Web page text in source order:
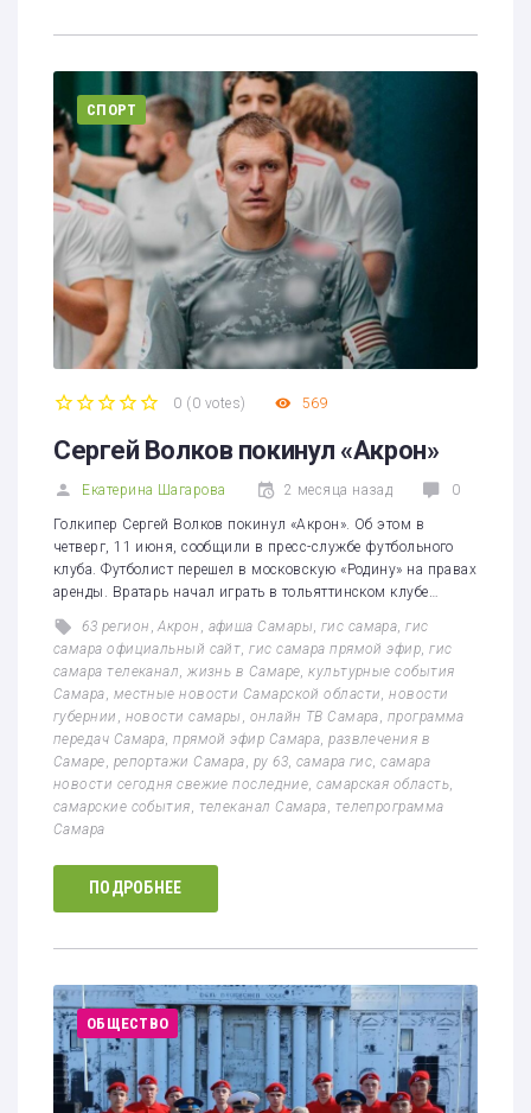
СПОРТ
0 (0 votes) 569
Сергей Волков покинул «Акрон»
Екатерина Шагарова 2 месяца назад 0
Голкипер Сергей Волков покинул «Акрон». Об этом в
четверг, 11 июня, сообщили в пресс-службе футбольного
клуба. Футболист перешел в московскую «Родину» на правах
аренды. Вратарь начал играть в тольяттинском клубе…
63 регион ,Акрон афиша Самары гис самара ,гис
самара официальный сайт ,гис самара прямой эфир ,гис
самара телеканал
жизнь в Самаре ,культурные события
Самара местные новости Самарской области ,новости
губернии
новости самары онлайн ТВ Самара программа
передач Самара ,прямой эфир Самара ,развлечения в
Самаре репортажи Самара ру 63, самара гис ,самара
новости сегодня свежие последние ,самарская область,
самарские события телеканал Самара телепрограмма
Самара
ПОДРОБНЕЕ
ОБЩЕСТВО